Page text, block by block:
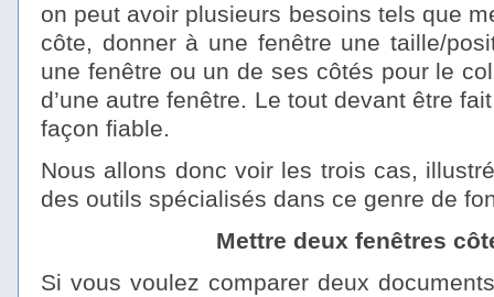
on peut avoir plusieurs besoins tels que
côte, donner à une fenêtre une taille/
une fenêtre ou un de ses côtés pour le
d’une autre fenêtre. Le tout devant être
façon fiable.
Nous allons donc voir les trois cas,
des outils spécialisés dans ce genre de
Mettre deux fenêtres
Si vous voulez comparer deux